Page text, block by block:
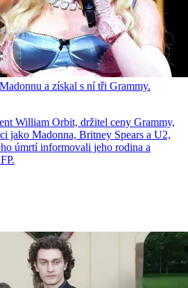
a získal s ní tři Grammy.
William Orbit, držitel ceny Grammy,
jako Madonna, Britney Spears a U2,
úmrtí informovali jeho rodina a